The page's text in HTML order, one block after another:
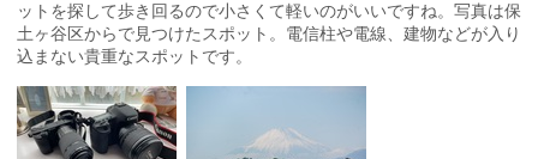
ットを探して歩き回るので小さくて軽いのがいいですね。写真は保
土ヶ谷区からで見つけたスポット。電信柱や電線、建物などが入り
込まない貴重なスポットです。